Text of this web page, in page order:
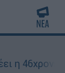
- Τι